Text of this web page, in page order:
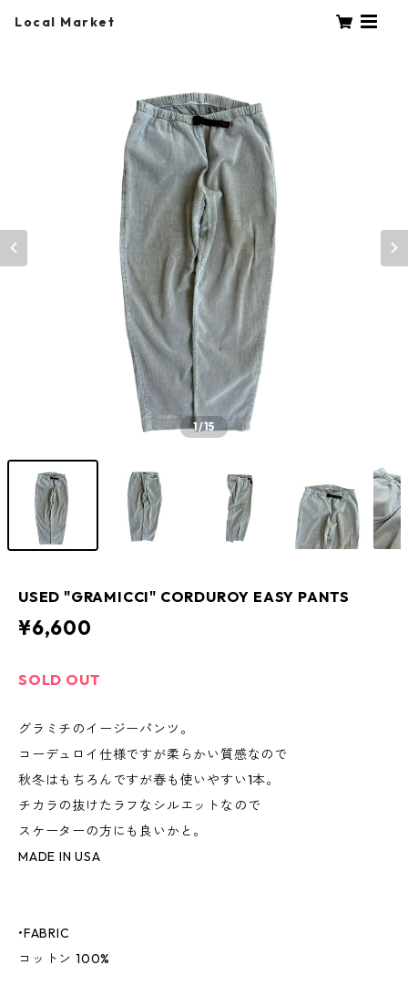
Local Market
1/15
USED "GRAMICCI" CORDUROY EASY PANTS
¥6,600
SOLD OUT
グラミチのイージーパンツ。
コーデュロイ仕様ですが柔らかい質感なので
秋冬はもちろんですが春も使いやすい1本。
チカラの抜けたラフなシルエットなので
スケーターの方にも良いかと。
MADE IN USA
•FABRIC
コットン 100%